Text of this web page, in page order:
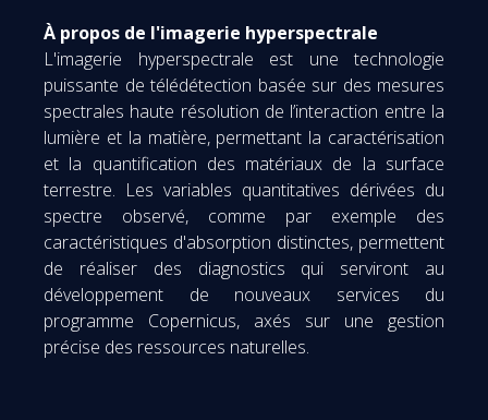
À propos de l'imagerie hyperspectrale
L'imagerie hyperspectrale est une technologie
puissante de télédétection basée sur des mesures
spectrales haute résolution de l’interaction entre la
lumière et la matière, permettant la caractérisation
et la quantification des matériaux de la surface
terrestre. Les variables quantitatives dérivées du
spectre observé, comme par exemple des
caractéristiques d'absorption distinctes, permettent
de réaliser des diagnostics qui serviront au
développement de nouveaux services du
programme Copernicus, axés sur une gestion
précise des ressources naturelles.